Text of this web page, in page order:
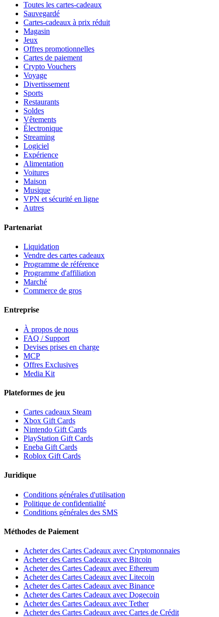
Toutes les cartes-cadeaux
Sauvegardé
Cartes-cadeaux à prix réduit
Magasin
Jeux
Offres promotionnelles
Cartes de paiement
Crypto Vouchers
Voyage
Divertissement
Sports
Restaurants
Soldes
Vêtements
Électronique
Streaming
Logiciel
Expérience
Alimentation
Voitures
Maison
Musique
VPN et sécurité en ligne
Autres
Partenariat
Liquidation
Vendre des cartes cadeaux
Programme de référence
Programme d'affiliation
Marché
Commerce de gros
Entreprise
À propos de nous
FAQ / Support
Devises prises en charge
MCP
Offres Exclusives
Media Kit
Plateformes de jeu
Cartes cadeaux Steam
Xbox Gift Cards
Nintendo Gift Cards
PlayStation Gift Cards
Eneba Gift Cards
Roblox Gift Cards
Juridique
Conditions générales d'utilisation
Politique de confidentialité
Conditions générales des SMS
Méthodes de Paiement
Acheter des Cartes Cadeaux avec Cryptomonnaies
Acheter des Cartes Cadeaux avec Bitcoin
Acheter des Cartes Cadeaux avec Ethereum
Acheter des Cartes Cadeaux avec Litecoin
Acheter des Cartes Cadeaux avec Binance
Acheter des Cartes Cadeaux avec Dogecoin
Acheter des Cartes Cadeaux avec Tether
Acheter des Cartes Cadeaux avec Cartes de Crédit